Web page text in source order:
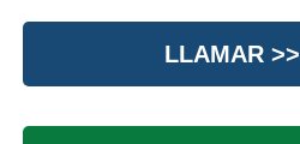
LLAMAR >>